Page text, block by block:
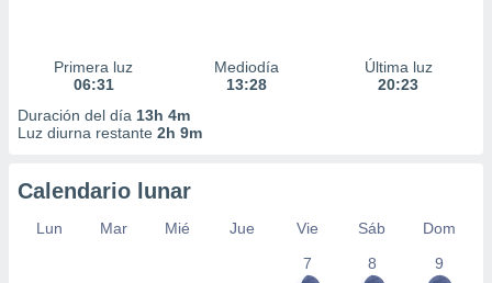
Primera luz
06:31
Mediodía
13:28
Última luz
20:23
Duración del día 13h 4m
Luz diurna restante 2h 9m
Calendario lunar
Lun Mar Mié Jue Vie Sáb
Dom
7
8 9